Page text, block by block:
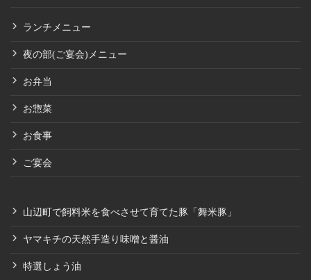
ランチメニュー
夜の部(ご宴会)メニュー
お弁当
お惣菜
お食事
ご宴会
山辺町で飼料米を食べさせて育てた豚「舞米豚」
ヤマキチの天然手造り味噌と醤油
特選しょう油